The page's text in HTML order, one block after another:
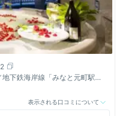
下鉄海岸線「みなと元町駅」
表示される口コミについて